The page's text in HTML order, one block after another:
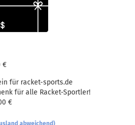
€
für racket-sports.de
für alle Racket-Sportler!
€
abweichend)